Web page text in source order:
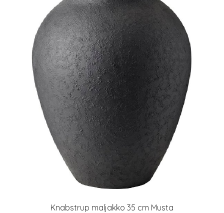
Knabstrup maljakko 35 cm Musta